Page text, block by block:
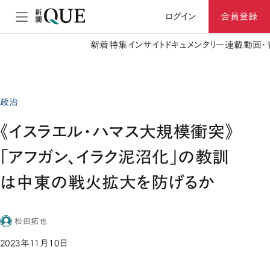
ログイン 会員登録
新着特集 インサイト ドキュメンタリー 連載動画
政治
《イスラエル・ハマス大規模衝突》
「アフガン、イラク泥沼化」の教訓
は中東の戦火拡大を防げるか
松田拓也
2023年11月10日